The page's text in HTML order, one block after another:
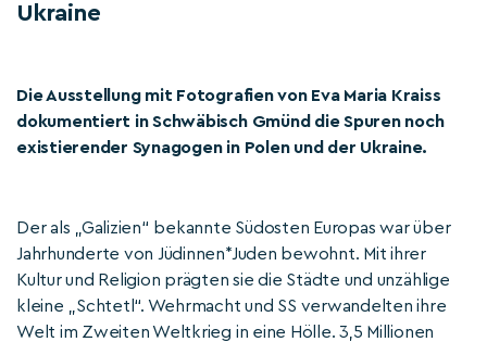
Ukraine
Die Ausstellung mit Fotografien von Eva Maria Kraiss
dokumentiert in Schwäbisch Gmünd die Spuren noch
existierender Synagogen in Polen und der Ukraine.
Der als „Galizien“ bekannte Südosten Europas war über
Jahrhunderte von Jüdinnen*Juden bewohnt. Mit ihrer
Kultur und Religion prägten sie die Städte und unzählige
kleine „Schtetl“. Wehrmacht und SS verwandelten ihre
Welt im Zweiten Weltkrieg in eine Hölle. 3,5 Millionen